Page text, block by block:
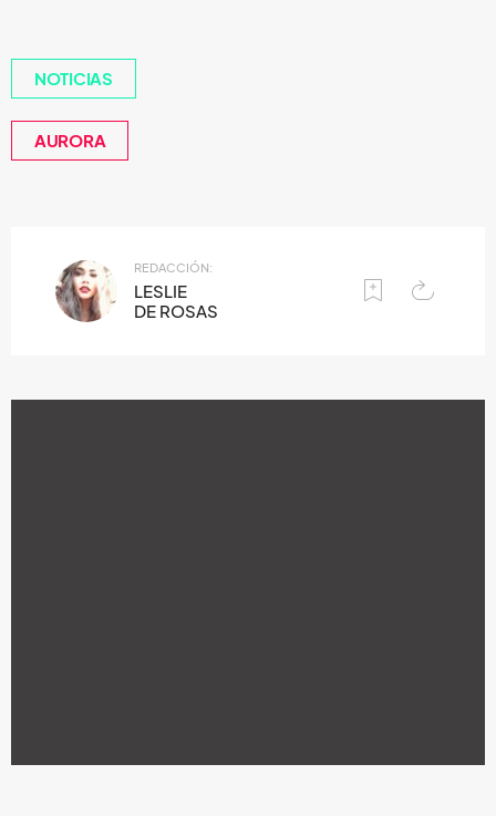
NOTICIAS
AURORA
REDACCIÓN:
LESLIE
DE ROSAS